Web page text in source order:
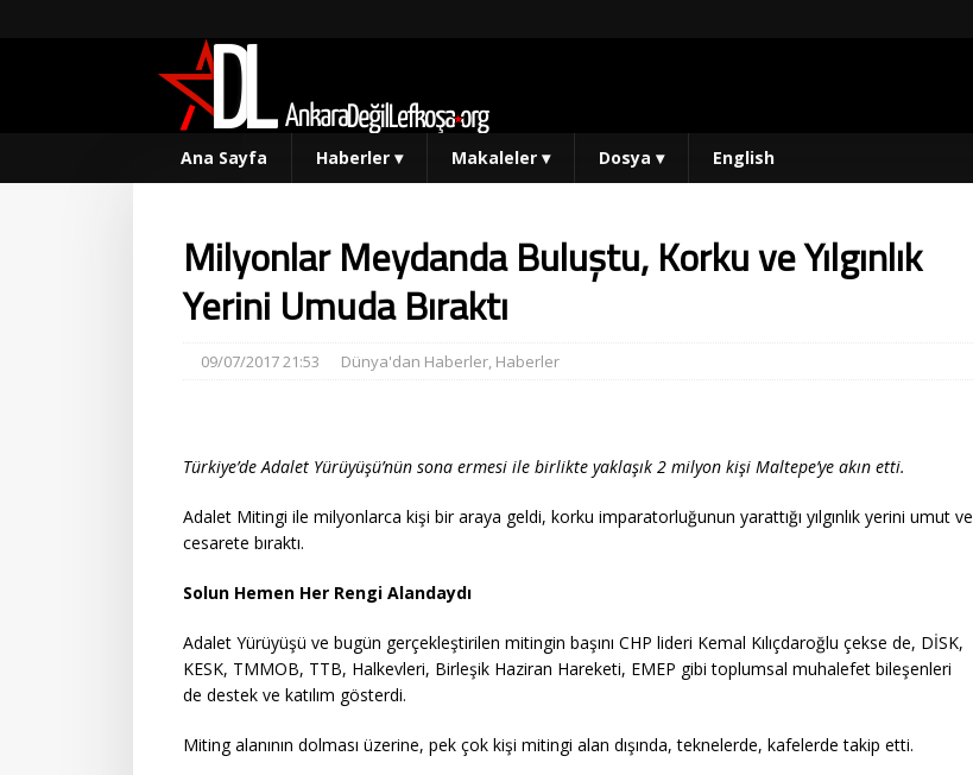
Ana Sayfa Haberler ▾ Makaleler ▾ Dosya ▾ English
Milyonlar Meydanda Buluştu, Korku ve Yılgınlık
Yerini Umuda Bıraktı
09/07/2017 21:53 Dünya'dan Haberler, Haberler
Türkiye’de Adalet Yürüyüşü’nün sona ermesi ile birlikte yaklaşık 2 milyon kişi Maltepe’ye akın etti.
Adalet Mitingi ile milyonlarca kişi bir araya geldi, korku imparatorluğunun yarattığı yılgınlık yerini umut ve
cesarete bıraktı.
Solun Hemen Her Rengi Alandaydı
Adalet Yürüyüşü ve bugün gerçekleştirilen mitingin başını CHP lideri Kemal Kılıçdaroğlu çekse de, DİSK,
KESK, TMMOB, TTB, Halkevleri, Birleşik Haziran Hareketi, EMEP gibi toplumsal muhalefet bileşenleri
de destek ve katılım gösterdi.
Miting alanının dolması üzerine, pek çok kişi mitingi alan dışında, teknelerde, kafelerde takip etti.